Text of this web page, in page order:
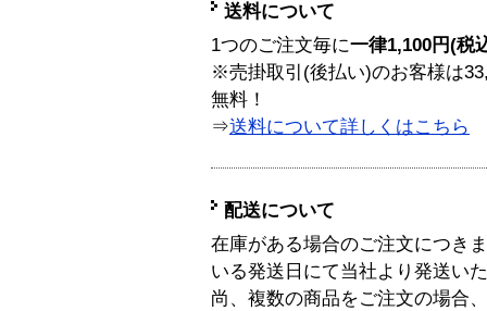
送料について
1つのご注文毎に一律1,100円(税
※売掛取引(後払い)のお客様は
無料！
⇒送料について詳しくはこちら
配送について
在庫がある場合のご注文につき
いる発送日にて当社より発送い
尚、複数の商品をご注文の場合